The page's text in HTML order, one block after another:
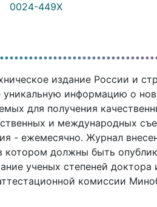
0024-449X
издание России и
информацию о
для получения
и международных
- ежемесячно. Журнал
котором должны быть
ученых степеней
комиссии